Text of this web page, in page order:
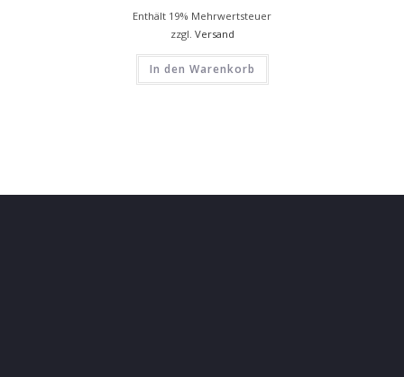
Enthält 19% Mehrwertsteuer
zzgl. Versand
In den Warenkorb